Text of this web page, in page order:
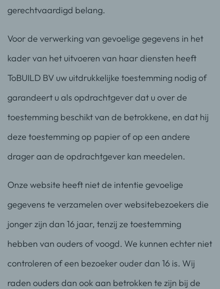
gerechtvaardigd belang.
Voor de verwerking van gevoelige gegevens in het
kader van het uitvoeren van haar diensten heeft
ToBUILD BV uw uitdrukkelijke toestemming nodig of
garandeert u als opdrachtgever dat u over de
toestemming beschikt van de betrokkene, en dat hij
deze toestemming op papier of op een andere
drager aan de opdrachtgever kan meedelen.
Onze website heeft niet de intentie gevoelige
gegevens te verzamelen over websitebezoekers die
jonger zijn dan 16 jaar, tenzij ze toestemming
hebben van ouders of voogd. We kunnen echter niet
controleren of een bezoeker ouder dan 16 is. Wij
raden ouders dan ook aan betrokken te zijn bij de